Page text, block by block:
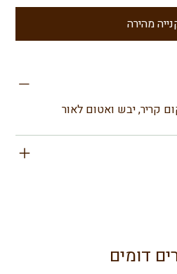
מהירה
קריר, יבש ואטום לאור
דומים